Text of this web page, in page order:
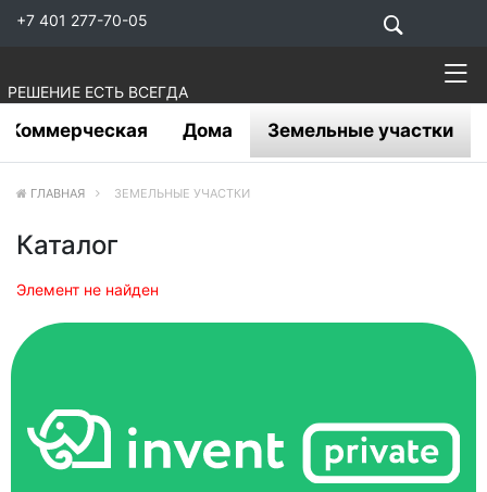
+7 401 277-70-05
РЕШЕНИЕ ЕСТЬ ВСЕГДА
Коммерческая Дома Земельные участки
ГЛАВНАЯ ЗЕМЕЛЬНЫЕ УЧАСТКИ
Каталог
Элемент не найден